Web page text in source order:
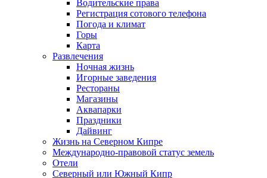
Водительские права
Регистрация сотового телефона
Погода и климат
Горы
Карта
Развлечения
Ночная жизнь
Игорные заведения
Рестораны
Магазины
Аквапарки
Праздники
Дайвинг
Жизнь на Северном Кипре
Международно-правовой статус земель
Отели
Северный или Южный Кипр